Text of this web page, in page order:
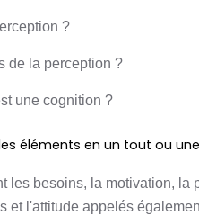
?
de la perception ?
une cognition ?
éléments en un tout ou
les besoins, la motivation, la
et l'attitude appelés